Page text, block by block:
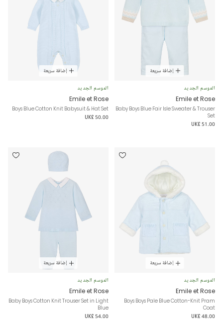
إضافة سريعة
الموسم الجديد
Emile et Rose
Baby Boys Blue Fair Isle Sweater & Trouser
Set
UK£ 51.00
إضافة سريعة
الموسم الجديد
Emile et Rose
Boys Blue Cotton Knit Babysuit & Hat Set
UK£ 50.00
إضافة سريعة
الموسم الجديد
Emile et Rose
Boys Boys Pale Blue Cotton-Knit Pram
Coat
UK£ 48.00
إضافة سريعة
الموسم الجديد
Emile et Rose
Baby Boys Cotton Knit Trouser Set in Light
Blue
UK£ 54.00